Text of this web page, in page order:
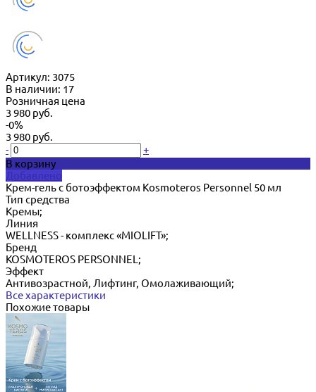
Артикул: 3075
В наличии: 17
Розничная цена
3 980 руб.
-0%
3 980 руб.
-
+
В корзину
Добавлено
Крем-гель с ботоэффектом Kosmoteros Personnel 50 мл
Тип средства
Кремы;
Линия
WELLNESS - комплекс «MIOLIFT»;
Бренд
KOSMOTEROS PERSONNEL;
Эффект
Антивозрастной, Лифтинг, Омолаживающий;
Все характеристики
Похожие товары